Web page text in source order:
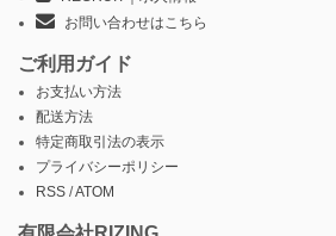
お問い合わせはこちら
ご利用ガイド
お支払い方法
配送方法
特定商取引法の表示
プライバシーポリシー
RSS /ATOM